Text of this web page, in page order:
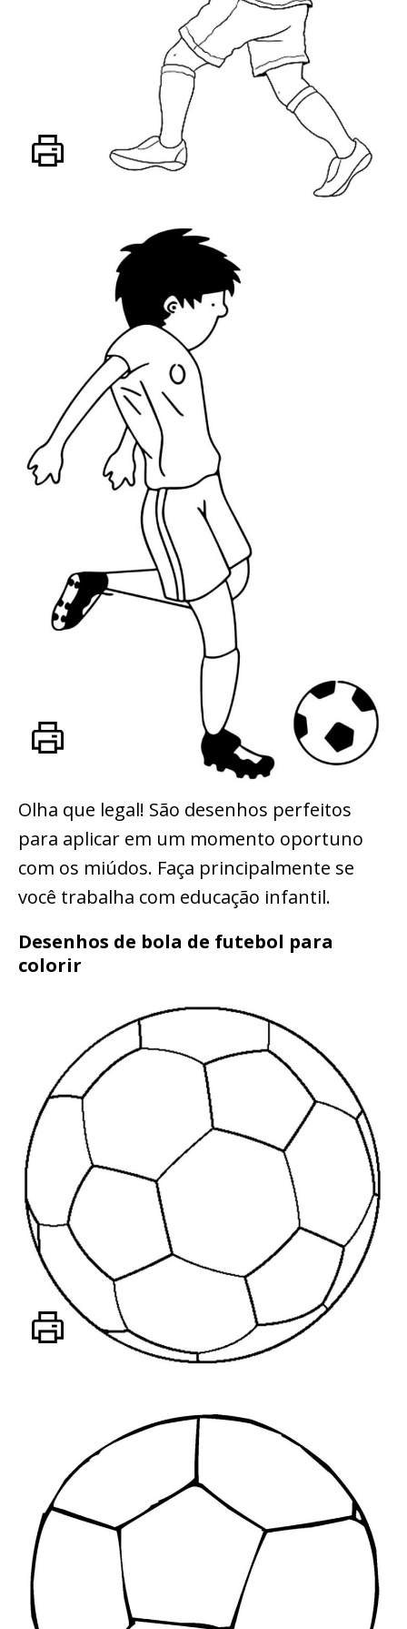
Olha que legal! São desenhos perfeitos
para aplicar em um momento oportuno
com os miúdos. Faça principalmente se
você trabalha com educação infantil.
Desenhos de bola de futebol para
colorir